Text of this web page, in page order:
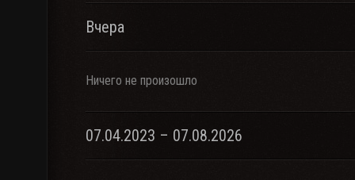
Вчера
Ничего не произошло
07.04.2023 – 07.08.2026